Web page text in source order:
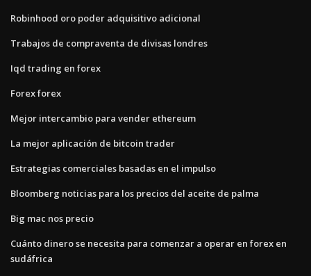
Robinhood oro poder adquisitivo adicional
Trabajos de compraventa de divisas londres
Iqd trading en forex
Forex forex
Mejor intercambio para vender ethereum
La mejor aplicación de bitcoin trader
Estrategias comerciales basadas en el impulso
Bloomberg noticias para los precios del aceite de palma
Big mac nos precio
Cuánto dinero se necesita para comenzar a operar en forex en
sudáfrica